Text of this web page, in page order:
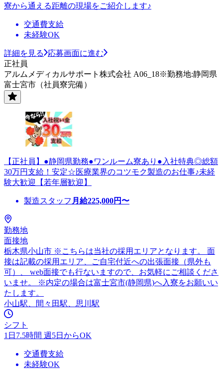
寮から通える距離の現場をご紹介します♪
交通費支給
未経験OK
詳細を見る
応募画面に進む
正社員
アルムメディカルサポート株式会社 A06_18※勤務地:静岡県
富士宮市（社員寮完備）
【正社員】●静岡県勤務●ワンルーム寮あり●入社特典◎総額
30万円支給！安定☆医療業界のコツモク製造のお仕事♪未経
験大歓迎【若年層歓迎】
製造スタッフ 月給225,000円〜
勤務地
面接地
栃木県小山市 ※こちらは当社の採用エリアとなります。 面
接は記載の採用エリア、ご自宅付近への出張面接（県外も
可）、 web面接でも行ないますので、お気軽にご相談くださ
いませ。 ※内定の場合は富士宮市(静岡県)へ入寮をお願いい
たします。
小山駅、間々田駅、思川駅
シフト
1日7.5時間 週5日からOK
交通費支給
未経験OK